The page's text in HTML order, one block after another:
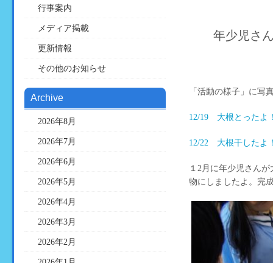
年少児さ
「活動の様子」に写
12/19 大根とったよ
12/22 大根干したよ
１2月に年少児さん
物にしましたよ。完
行事案内
メディア掲載
更新情報
その他のお知らせ
Archive
2026年8月
2026年7月
2026年6月
2026年5月
2026年4月
2026年3月
2026年2月